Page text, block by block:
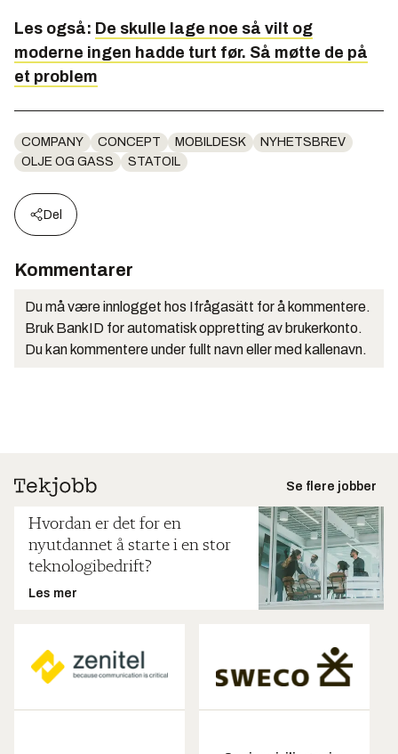
Les også: De skulle lage noe så vilt og
moderne ingen hadde turt før. Så møtte de på
et problem
COMPANY CONCEPT MOBILDESK
NYHETSBREV
OLJE OG GASS
STATOIL
Del
Kommentarer
Du må være innlogget hos Ifrågasätt for å kommentere.
Bruk BankID for automatisk oppretting av brukerkonto.
Du kan kommentere under fullt navn eller med kallenavn.
Se flere jobber
Hvordan er det for en
nyutdannet å starte i en stor
teknologibedrift?
Les mer